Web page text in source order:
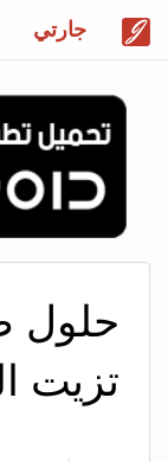
جارتي
حلول
تزيت